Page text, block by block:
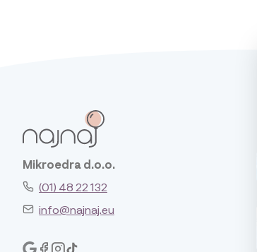
Mikroedra d.o.o.
(01) 48 22 132
info@najnaj.eu